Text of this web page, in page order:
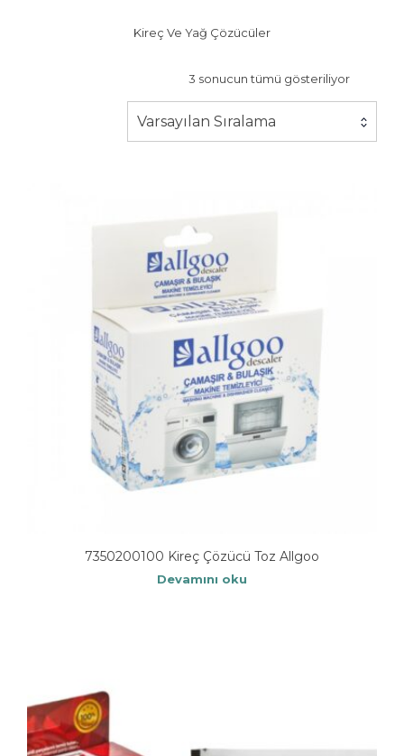
Kireç Ve Yağ Çözücüler
3 sonucun tümü gösteriliyor
Varsayılan Sıralama
7350200100 Kireç Çözücü Toz Allgoo
Devamını oku